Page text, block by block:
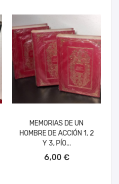
MEMORIAS DE UN
HOMBRE DE ACCIÓN 1, 2
Y 3, PÍO...
6,00 €